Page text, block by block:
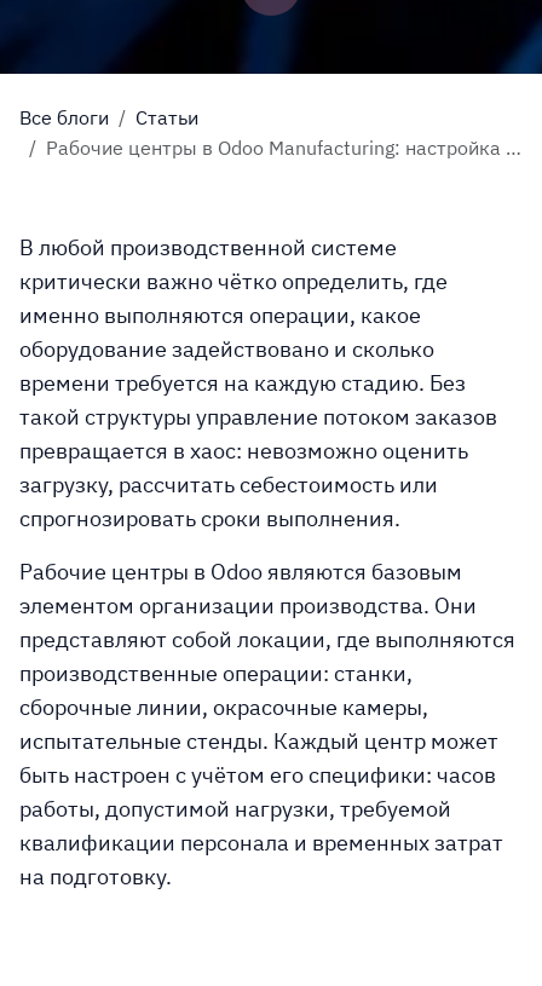
Все блоги
Статьи
Рабочие центры в Odoo Manufacturing: настройка производственных мощностей
В любой производственной системе
критически важно чётко определить, где
именно выполняются операции, какое
оборудование задействовано и сколько
времени требуется на каждую стадию. Без
такой структуры управление потоком заказов
превращается в хаос: невозможно оценить
загрузку, рассчитать себестоимость или
спрогнозировать сроки выполнения.
Рабочие центры в Odoo являются базовым
элементом организации производства. Они
представляют собой локации, где выполняются
производственные операции: станки,
сборочные линии, окрасочные камеры,
испытательные стенды. Каждый центр может
быть настроен с учётом его специфики: часов
работы, допустимой нагрузки, требуемой
квалификации персонала и временных затрат
на подготовку.